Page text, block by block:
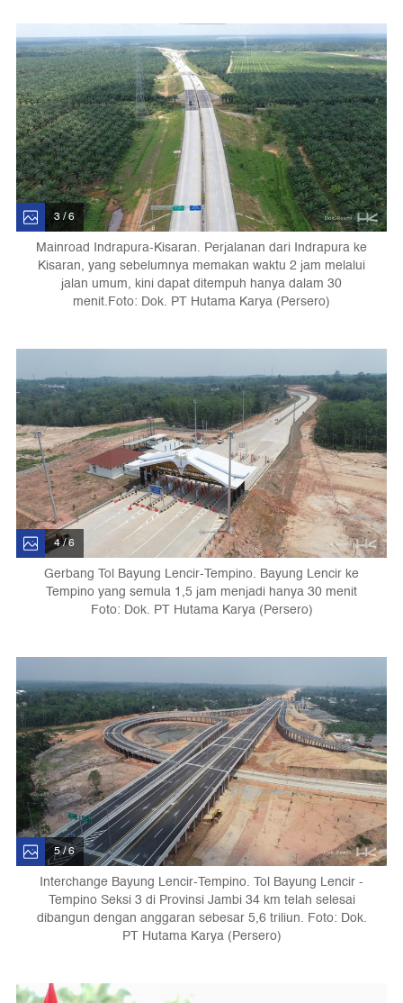
3 / 6
Mainroad Indrapura-Kisaran. Perjalanan dari Indrapura ke
Kisaran, yang sebelumnya memakan waktu 2 jam melalui
jalan umum, kini dapat ditempuh hanya dalam 30
menit.Foto: Dok. PT Hutama Karya (Persero)
4 / 6
Gerbang Tol Bayung Lencir-Tempino. Bayung Lencir ke
Tempino yang semula 1,5 jam menjadi hanya 30 menit
Foto: Dok. PT Hutama Karya (Persero)
5 / 6
Interchange Bayung Lencir-Tempino. Tol Bayung Lencir -
Tempino Seksi 3 di Provinsi Jambi 34 km telah selesai
dibangun dengan anggaran sebesar 5,6 triliun. Foto: Dok.
PT Hutama Karya (Persero)